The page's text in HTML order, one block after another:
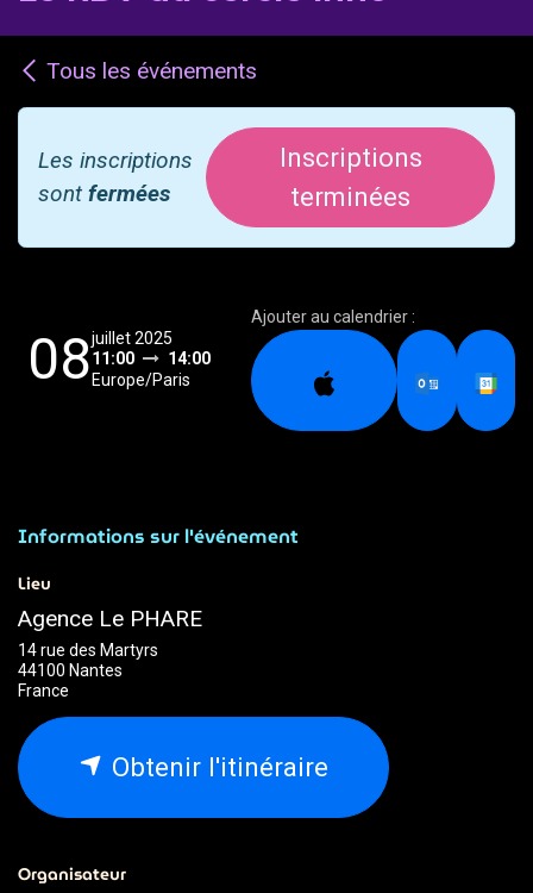
Tous les événements
Les inscriptions
sont fermées
Inscriptions
terminées
08juillet 2025
11:00
14:00
Europe/Paris
Ajouter au calendrier :
Informations sur l'événement
Lieu
Agence Le PHARE
14 rue des Martyrs
44100 Nantes
France
Obtenir l'itinéraire
Organisateur